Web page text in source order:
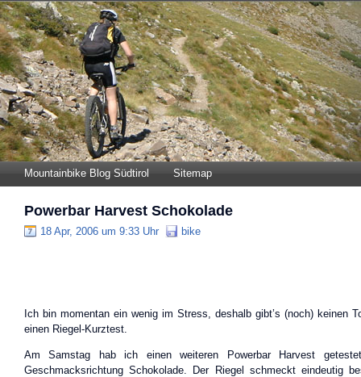
Mountainbike Blog Südtirol Sitemap
Powerbar Harvest Schokolade
18 Apr, 2006 um 9:33 Uhr bike
Ich bin momentan ein wenig im Stress, deshalb gibt’s (noch) keinen
einen Riegel-Kurztest.
Am Samstag hab ich einen weiteren Powerbar Harvest
Geschmacksrichtung Schokolade. Der Riegel schmeckt eindeutig